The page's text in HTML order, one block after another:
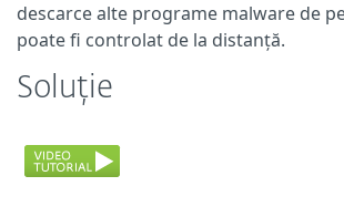
descarce alte programe malware de
poate fi controlat de la distanță.
Soluție